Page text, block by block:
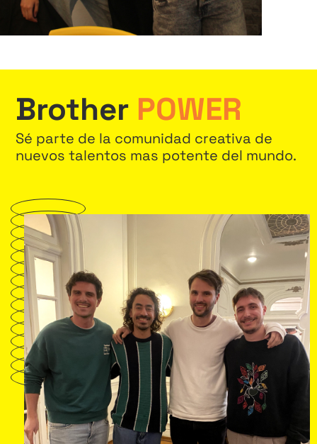
Brother POWER
Sé parte de la comunidad creativa de
nuevos talentos mas potente del mundo.